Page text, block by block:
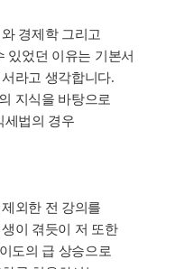
경제학 그리고
있었던 이유는 기본서
라고 생각합니다.
지식을 바탕으로
세법의 경우
외한 전 강의를
이 겪듯이 저 또한
도의 급 상승으로